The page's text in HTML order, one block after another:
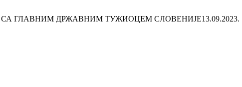
ГЛАВНИМ ДРЖАВНИМ ТУЖИОЦЕМ СЛОВЕНИЈЕ13.09.2023.